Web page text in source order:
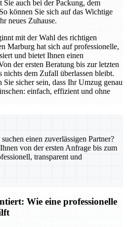
Sie auch bei der Packung, dem
können Sie sich auf das Wichtige
neues Zuhause.
mit der Wahl des richtigen
Marburg hat sich auf professionelle,
und bietet Ihnen einen
der ersten Beratung bis zur letzten
nichts dem Zufall überlassen bleibt.
sicher sein, dass Ihr Umzug genau
einfach, effizient und ohne
einen zuverlässigen Partner?
von der ersten Anfrage bis zum
transparent und
Wie eine professionelle